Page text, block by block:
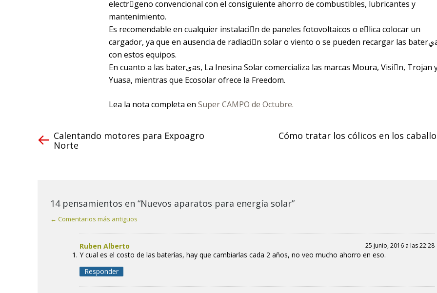
electrَgeno convencional con el consiguiente ahorro de combustibles, lubricantes y
mantenimiento.
Es recomendable en cualquier instalaciَn de paneles fotovoltaicos o eَlica colocar un
cargador, ya que en ausencia de radiaciَn solar o viento o se pueden recargar las baterيas
con estos equipos.
En cuanto a las baterيas, La Inesina Solar comercializa las marcas Moura, Visiَn, Trojan y
Yuasa, mientras que Ecosolar ofrece la Freedom.
Lea la nota completa en Super CAMPO de Octubre.
Calentando motores para Expoagro
Norte
Cómo tratar los cólicos en los
14 pensamientos en “Nuevos aparatos para energía solar”
← Comentarios más antiguos
Ruben Alberto 25 junio, 2016 a las 22:28
Y cual es el costo de las baterías, hay que cambiarlas cada 2 años, no veo mucho ahorro en eso.
Responder